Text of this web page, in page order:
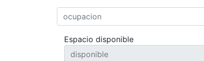
Espacio disponible